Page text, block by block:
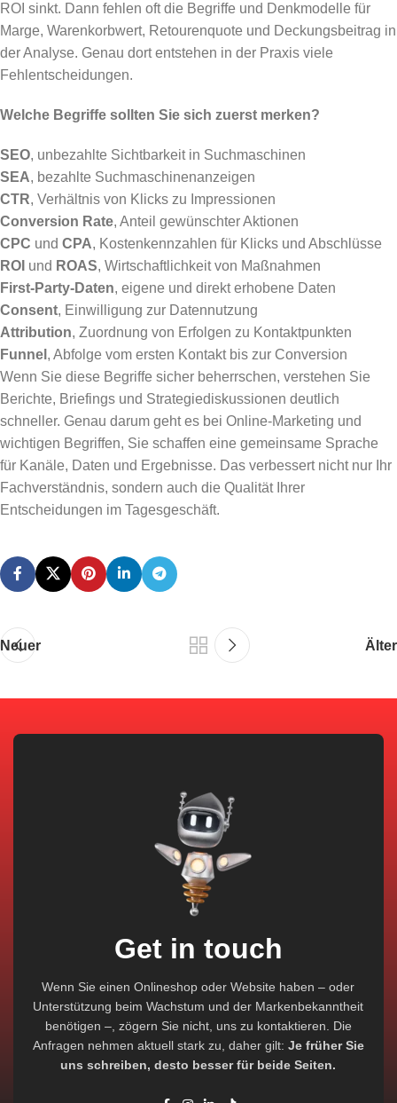
ROI sinkt. Dann fehlen oft die Begriffe und Denkmodelle für
Marge, Warenkorbwert, Retourenquote und Deckungsbeitrag in
der Analyse. Genau dort entstehen in der Praxis viele
Fehlentscheidungen.
Welche Begriffe sollten Sie sich zuerst merken?
SEO, unbezahlte Sichtbarkeit in Suchmaschinen
SEA, bezahlte Suchmaschinenanzeigen
CTR, Verhältnis von Klicks zu Impressionen
Conversion Rate, Anteil gewünschter Aktionen
CPC und CPA, Kostenkennzahlen für Klicks und Abschlüsse
ROI und ROAS, Wirtschaftlichkeit von Maßnahmen
First-Party-Daten, eigene und direkt erhobene Daten
Consent, Einwilligung zur Datennutzung
Attribution, Zuordnung von Erfolgen zu Kontaktpunkten
Funnel , Abfolge vom ersten Kontakt bis zur Conversion
Wenn Sie diese Begriffe sicher beherrschen, verstehen Sie
Berichte, Briefings und Strategiediskussionen deutlich
schneller. Genau darum geht es bei Online-Marketing und
wichtigen Begriffen, Sie schaffen eine gemeinsame Sprache
für Kanäle, Daten und Ergebnisse. Das verbessert nicht nur Ihr
Fachverständnis, sondern auch die Qualität Ihrer
Entscheidungen im Tagesgeschäft.
Neuer Älter
Get in touch
Wenn Sie einen Onlineshop oder Website haben – oder
Unterstützung beim Wachstum und der Markenbekanntheit
benötigen –, zögern Sie nicht, uns zu kontaktieren. Die
Anfragen nehmen aktuell stark zu, daher gilt: Je früher Sie
uns schreiben, desto besser für beide Seiten.